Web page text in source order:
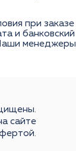
при
и
сайте